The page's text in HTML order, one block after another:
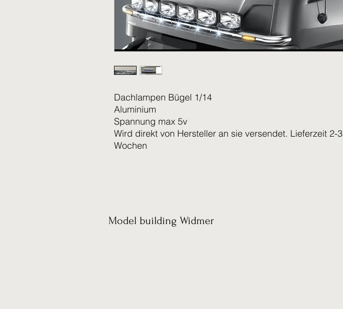
Dachlampen Bügel 1/14
Aluminium
Spannung max 5v
Wird direkt von Hersteller an sie versendet. Lieferzeit 2-3
Wochen
Model building Widmer